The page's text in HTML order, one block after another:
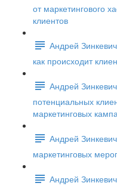
от маркетингового
клиентов
Андрей
как происходит
Андрей
потенциальных
маркетинговых
Андрей
маркетинговых
Андрей